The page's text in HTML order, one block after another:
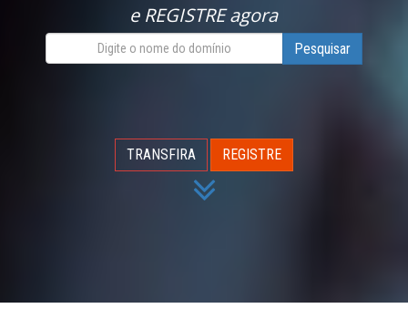
e REGISTRE agora
Pesquisar
TRANSFIRA REGISTRE